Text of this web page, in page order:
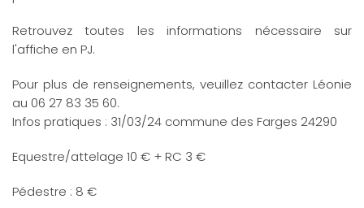
Retrouvez toutes les informations nécessaire sur
l'affiche en PJ.
Pour plus de renseignements, veuillez contacter Léonie
au 06 27 83 35 60.
Infos pratiques : 31/03/24 commune des Farges 24290
Equestre/attelage 10 € + RC 3 €
Pédestre : 8 €